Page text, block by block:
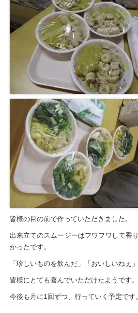
皆様の目の前で作っていただきました。
出来立てのスムージーはフワフワして香
かったです。
「珍しいものを飲んだ」「おいしいねぇ
皆様にとても喜んでいただけたようです。
今後も月に1回ずつ、行っていく予定です